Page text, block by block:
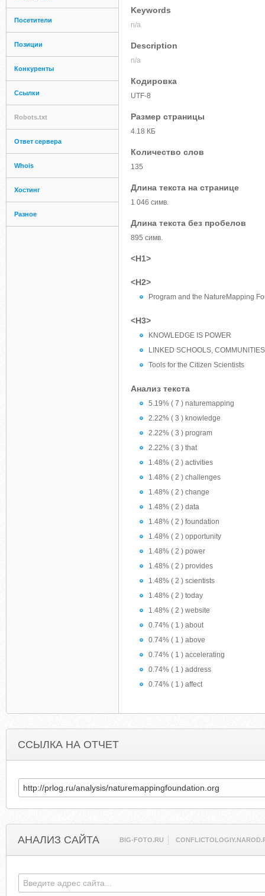
Посетители
Позиции
Конкуренты
Ссылки
Robots.txt
Ответ сервера
Whois
Хостинг
Разное
Keywords
n/a
Description
n/a
Кодировка
UTF-8
Размер страницы
4.18 КБ
Количество слов
135
Длина текста на странице
1 046 симв.
Длина текста без пробелов
895 симв.
<H1>
<H2>
Program and the NatureMapping
<H3>
KNOWLEDGE IS POWER
LINKED SCHOOLS,
Tools for the Citizen Scientists
Анализ текста
5.19% ( 7 ) naturemapping
2.22% ( 3 ) knowledge
2.22% ( 3 ) program
2.22% ( 3 ) that
1.48% ( 2 ) activities
1.48% ( 2 ) challenges
1.48% ( 2 ) change
1.48% ( 2 ) data
1.48% ( 2 ) foundation
1.48% ( 2 ) opportunity
1.48% ( 2 ) power
1.48% ( 2 ) provides
1.48% ( 2 ) scientists
1.48% ( 2 ) today
1.48% ( 2 ) website
0.74% ( 1 ) about
0.74% ( 1 ) above
0.74% ( 1 ) accelerating
0.74% ( 1 ) address
0.74% ( 1 ) affect
ССЫЛКА НА ОТЧЕТ
АНАЛИЗ САЙТА BIG-FOTO.RU